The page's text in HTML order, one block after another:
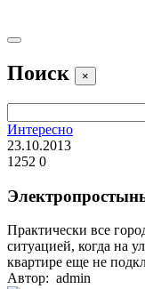
Поиск ×
Интересно
23.10.2013
1252 0
Практически все
ситуацией, когда на
квартире еще не
Автор: admin